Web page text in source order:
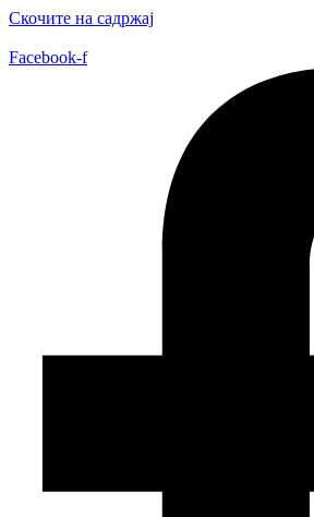
Скочите на садржај
Facebook-f